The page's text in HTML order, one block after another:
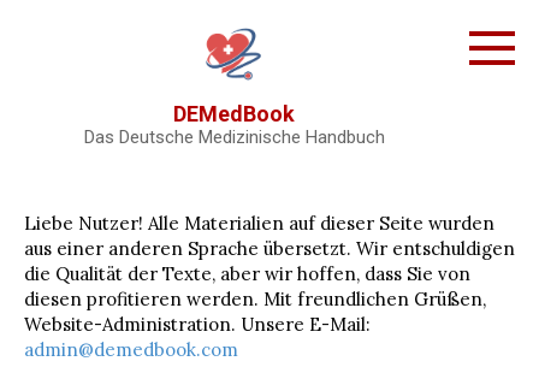
DEMedBook
Das Deutsche Medizinische Handbuch
Liebe Nutzer! Alle Materialien auf dieser Seite wurden
aus einer anderen Sprache übersetzt. Wir entschuldigen
die Qualität der Texte, aber wir hoffen, dass Sie von
diesen profitieren werden. Mit freundlichen Grüßen,
Website-Administration. Unsere E-Mail:
admin@demedbook.com